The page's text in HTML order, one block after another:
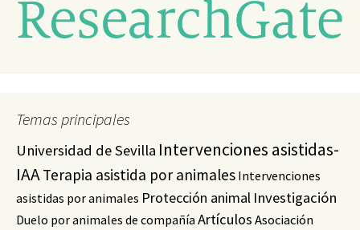
Temas principales
Universidad de Sevilla Intervenciones asistidas-
IAATerapia asistida por animales Intervenciones
asistidas por animales Protección animal Investigación
Duelo por animales de compañía ArtículosAsociación